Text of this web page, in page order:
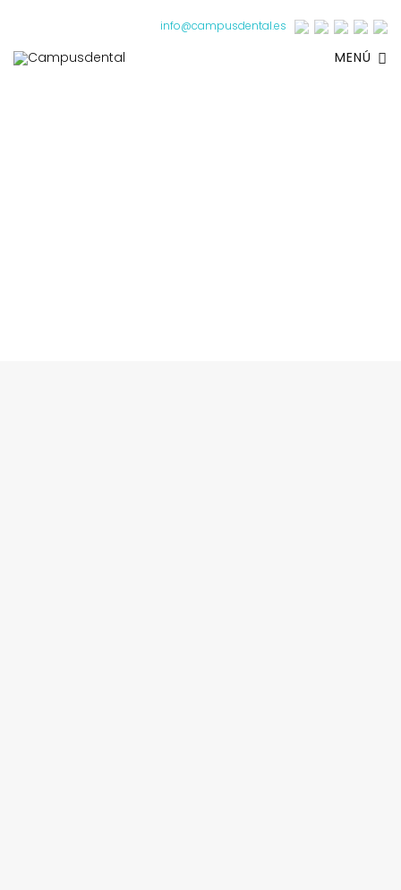
info@campusdental.es
MENÚ